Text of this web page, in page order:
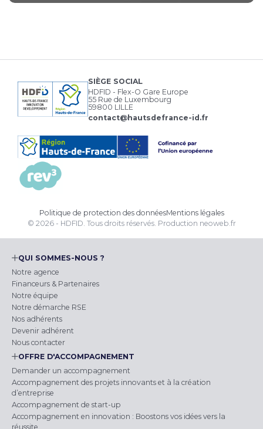
SIÈGE SOCIAL
HDFID - Flex-O Gare Europe
55 Rue de Luxembourg
59800 LILLE
contact@hautsdefrance-id.fr
Politique de protection des donnéesMentions légales
© 2026 - HDFID. Tous droits réservés. Production neoweb.fr
QUI SOMMES-NOUS ?
Notre agence
Financeurs & Partenaires
Notre équipe
Notre démarche RSE
Nos adhérents
Devenir adhérent
Nous contacter
OFFRE D'ACCOMPAGNEMENT
Demander un accompagnement
Accompagnement des projets innovants et à la création
d’entreprise
Accompagnement de start-up
Accompagnement en innovation : Boostons vos idées vers la
réussite